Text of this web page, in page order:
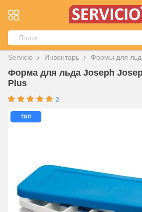
Servicio Инвентарь Формы для
Форма для льда Joseph
Plus
2
топ